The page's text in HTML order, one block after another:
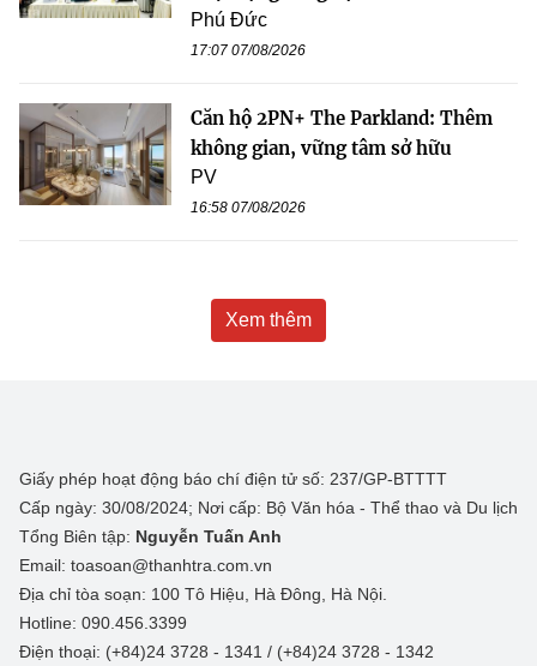
Phú Đức
17:07 07/08/2026
Căn hộ 2PN+ The Parkland: Thêm
không gian, vững tâm sở hữu
PV
16:58 07/08/2026
Xem thêm
Giấy phép hoạt động báo chí điện tử số: 237/GP-BTTTT
Cấp ngày: 30/08/2024; Nơi cấp: Bộ Văn hóa - Thể thao và Du lịch
Tổng Biên tập: Nguyễn Tuấn Anh
Email: toasoan@thanhtra.com.vn
Địa chỉ tòa soạn: 100 Tô Hiệu, Hà Đông, Hà Nội.
Hotline: 090.456.3399
Điện thoại: (+84)24 3728 - 1341 / (+84)24 3728 - 1342